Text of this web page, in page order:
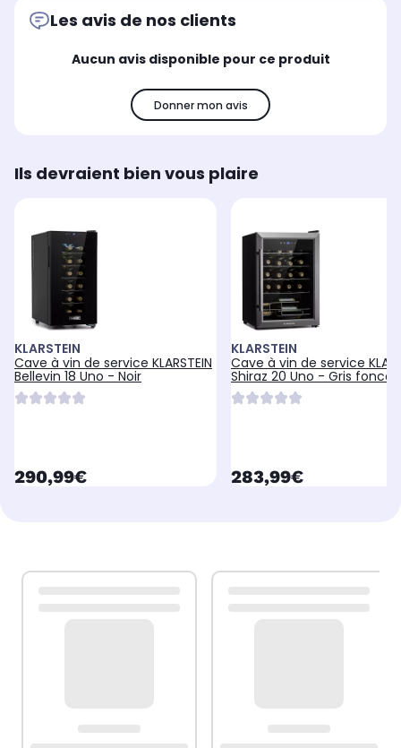
Les avis de nos clients
Aucun avis disponible pour ce produit
Donner mon avis
Ils devraient bien vous plaire
KLARSTEIN
Cave à vin de service KLARSTEIN
Bellevin 18 Uno - Noir
currentPrice
290,99€
KLARSTEIN
Cave à vin de service
Shiraz 20 Uno - Gris foncé
currentPrice
283,99€